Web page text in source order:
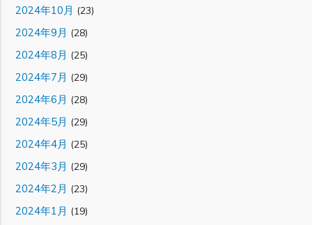
2024年10月 (23)
2024年9月 (28)
2024年8月 (25)
2024年7月 (29)
2024年6月 (28)
2024年5月 (29)
2024年4月 (25)
2024年3月 (29)
2024年2月 (23)
2024年1月 (19)